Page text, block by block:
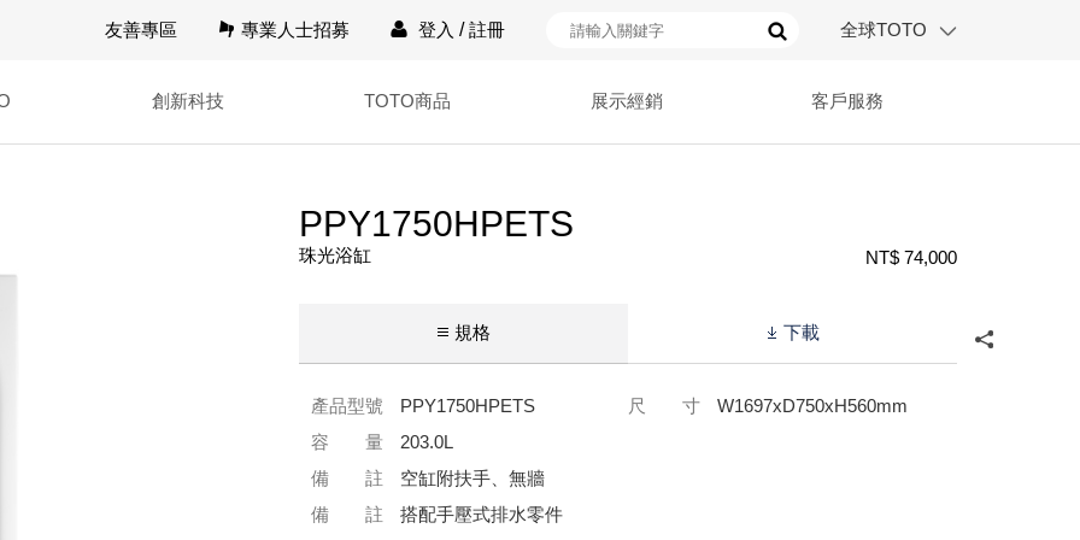
友善專區 專業人士招募 登入 /註冊 全球TOTO
創新科技 TOTO商品 展示經銷 客戶服務
PPY1750HPETS
珠光浴缸 NT$ 74,000
規格 下載
產品型號 PPY1750HPETS 尺 寸
W1697xD750xH560mm
容 量
203.0L
備 註
空缸附扶手、無牆
備 註
搭配手壓式排水零件